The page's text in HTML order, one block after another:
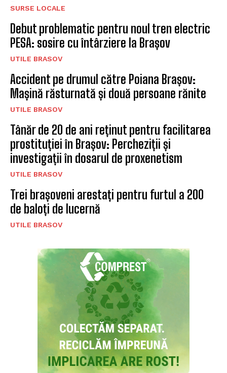
SURSE LOCALE
Debut problematic pentru noul tren electric
PESA: sosire cu întârziere la Brașov
UTILE BRASOV
Accident pe drumul către Poiana Brașov:
Mașină răsturnată și două persoane rănite
UTILE BRASOV
Tânăr de 20 de ani reținut pentru facilitarea
prostituției în Brașov: Percheziții și
investigații în dosarul de proxenetism
UTILE BRASOV
Trei brașoveni arestați pentru furtul a 200
de baloți de lucernă
UTILE BRASOV